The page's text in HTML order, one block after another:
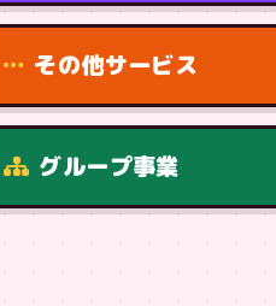
その他サービス
グループ事業